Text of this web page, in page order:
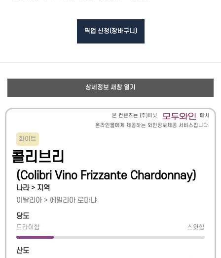
픽업 신청(장바구니)
상세정보 새창 열기
본 컨텐츠는 (주)비닛
에서
온라인몰에게 제공하는 와인정보제공 서비스입니다.
화이트
콜리브리
(Colibri Vino Frizzante Chardonnay)
나라 > 지역
이탈리아 > 에밀리아 로마냐
당도
드라이함 스윗함
산도